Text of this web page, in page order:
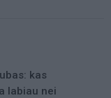
kas
labiau nei